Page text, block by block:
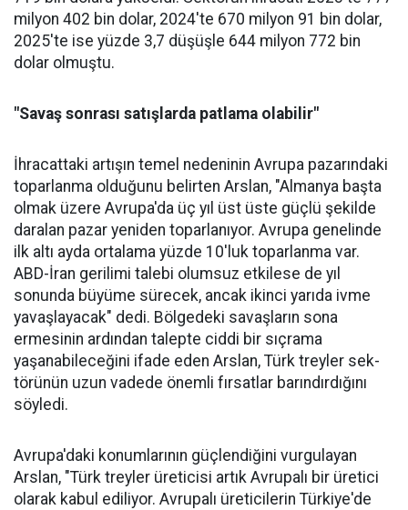
milyon 402 bin dolar, 2024'te 670 milyon 91 bin dolar,
2025'te ise yüzde 3,7 düşüşle 644 milyon 772 bin
dolar olmuştu.
"Savaş sonrası satışlarda patlama olabilir"
İhracattaki artışın temel nede­ninin Avrupa pazarındaki
topar­lanma olduğunu belirten Arslan, "Almanya başta
olmak üzere Av­rupa'da üç yıl üst üste güçlü şe­kilde
daralan pazar yeniden to­parlanıyor. Avrupa genelinde
ilk altı ayda ortalama yüzde 10'luk toparlanma var.
ABD-İran geri­limi talebi olumsuz etkilese de yıl
sonunda büyüme sürecek, ancak ikinci yarıda ivme
yavaşlayacak" dedi. Bölgedeki savaşların sona
ermesinin ardından talepte ciddi bir sıçrama
yaşanabileceğini ifa­de eden Arslan, Türk treyler sek­
törünün uzun vadede önemli fır­satlar barındırdığını
söyledi.
Avrupa'daki konumlarının güçlendiğini vurgulayan
Arslan, "Türk treyler üreticisi artık Avru­palı bir üretici
ola­rak kabul ediliyor. Avrupalı üreticile­rin Türkiye'de